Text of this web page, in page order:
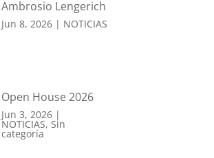
Ambrosio Lengerich
Jun 8, 2026| NOTICIAS
Open House 2026
Jun 3, 2026|
NOTICIAS, Sin
categoría